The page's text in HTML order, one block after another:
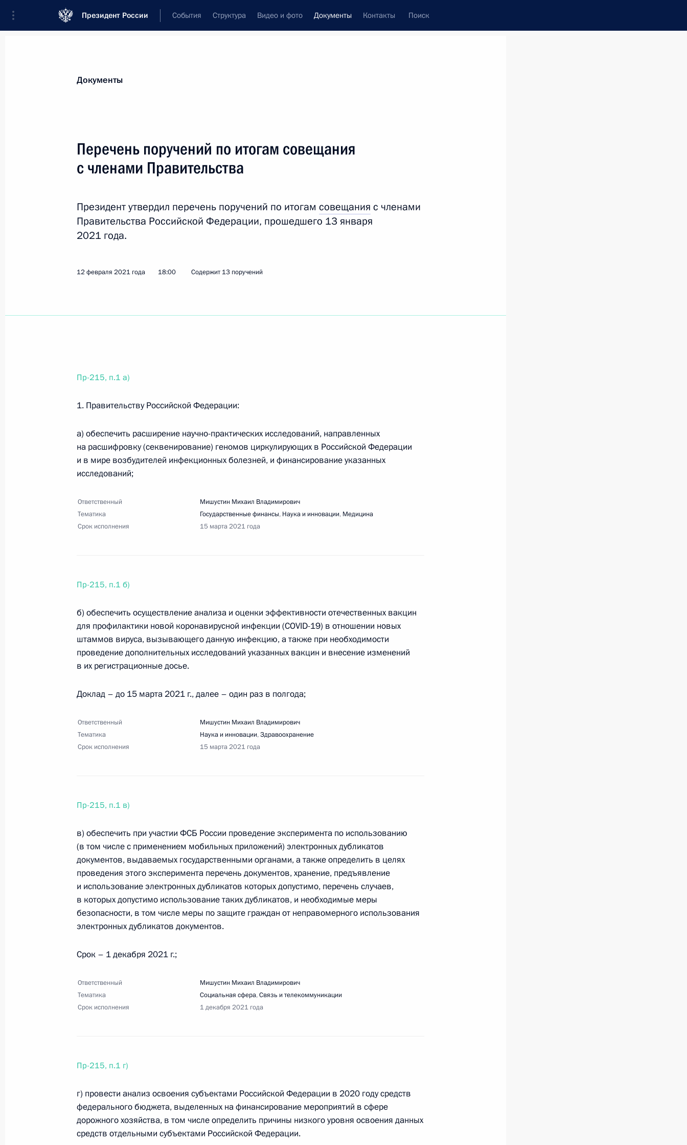
Президент России События Структура Видео и фото Документы Контакты Поиск
Все поручения
Все поручения
Показать следующие материалы
14 апреля 2021 года, среда
Перечень поручений по итогам совещания с членами Правительства
14 апреля 2021 года, 17:00
9 апреля 2021 года, пятница
Перечень поручений по итогам совещания о мерах по стимулированию
инвестиционной активности
9 апреля 2021 года, 18:00 24 поручения
4 апреля 2021 года, воскресенье
Перечень поручений по итогам совещания с членами Правительства
4 апреля 2021 года, 18:00 15 поручений
Перечень поручений по итогам встречи с руководителями фракций
25 марта 2021 года, 19:00 6 поручений
17 марта 2021 года, среда
Перечень поручений по итогам встречи с учащимися вузов по случаю Дня
российского студенчества
8 марта 2021 года, понедельник
Перечень поручений по итогам совещания с членами Правительства
5 марта 2021 года, пятница
Перечень поручений по итогам заседания Совета при Президенте по реализации
государственной политики в сфере защиты семьи и детей
5 марта 2021 года, 17:00 7 поручений
Документы
Перечень поручений по итогам совещания
с членами Правительства
Президент утвердил перечень поручений по итогам совещания с членами
Правительства Российской Федерации, прошедшего 13 января
2021 года.
12 февраля 2021 года 18:00 Содержит 13 поручений
Пр-215, п.1 а)
1. Правительству Российской Федерации:
а) обеспечить расширение научно-практических исследований, направленных
на расшифровку (секвенирование) геномов циркулирующих в Российской Федерации
и в мире возбудителей инфекционных болезней, и финансирование указанных
исследований;
Ответственный
Мишустин Михаил Владимирович
Тематика
Государственные финансы, Наука и инновации, Медицина
Срок исполнения
15 марта 2021 года
Пр-215, п.1 б)
б) обеспечить осуществление анализа и оценки эффективности отечественных вакцин
для профилактики новой коронавирусной инфекции (COVID-19) в отношении новых
штаммов вируса, вызывающего данную инфекцию, а также при необходимости
проведение дополнительных исследований указанных вакцин и внесение изменений
в их регистрационные досье.
Доклад – до 15 марта 2021 г., далее – один раз в полгода;
Ответственный
Мишустин Михаил Владимирович
Тематика
Наука и инновации,Здравоохранение
Срок исполнения
15 марта 2021 года
Пр-215, п.1 в)
в) обеспечить при участии ФСБ России проведение эксперимента по использованию
(в том числе с применением мобильных приложений) электронных дубликатов
документов, выдаваемых государственными органами, а также определить в целях
проведения этого эксперимента перечень документов, хранение, предъявление
и использование электронных дубликатов которых допустимо, перечень случаев,
в которых допустимо использование таких дубликатов, и необходимые меры
безопасности, в том числе меры по защите граждан от неправомерного использования
электронных дубликатов документов.
Срок – 1 декабря 2021 г.;
Ответственный
Мишустин Михаил Владимирович
Тематика
Социальная сфера,Связь и телекоммуникации
Срок исполнения
1 декабря 2021 года
Пр-215, п.1 г)
г) провести анализ освоения субъектами Российской Федерации в 2020 году средств
федерального бюджета, выделенных на финансирование мероприятий в сфере
дорожного хозяйства, в том числе определить причины низкого уровня освоения данных
средств отдельными субъектами Российской Федерации.